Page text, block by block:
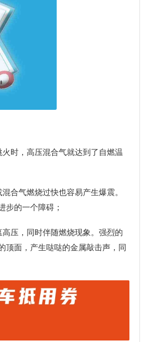
时，高压混合气就达到了自燃温
合气燃烧过快也容易产生爆震。
步的一个障碍；
压，同时伴随燃烧现象。强烈的
顶面，产生哒哒的金属敲击声，同